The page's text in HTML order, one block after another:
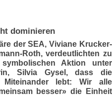
dominieren
der SEA, Viviane Krucker-
Roth, verdeutlichten zu
Aktion unter
Silvia Gysel, dass die
Miteinander lebt: Wir alle
besser» die Einheit